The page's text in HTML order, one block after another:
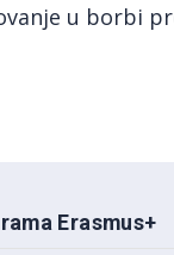
u borbi
Erasmus+